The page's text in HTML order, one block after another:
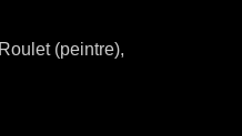
(peintre),